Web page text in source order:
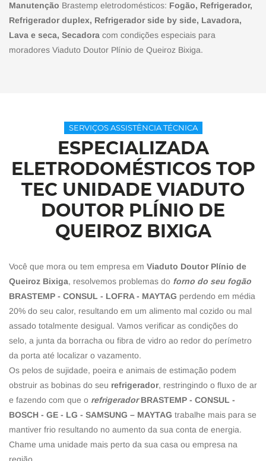
Manutenção Brastemp eletrodomésticos: Fogão, Refrigerador,
Refrigerador duplex, Refrigerador side by side, Lavadora,
Lava e seca, Secadora com condições especiais para
moradores Viaduto Doutor Plínio de Queiroz Bixiga.
SERVIÇOS ASSISTÊNCIA TÉCNICA
ESPECIALIZADA
ELETRODOMÉSTICOS TOP
TEC UNIDADE VIADUTO
DOUTOR PLÍNIO DE
QUEIROZ BIXIGA
Você que mora ou tem empresa em Viaduto Doutor Plínio de
Queiroz Bixiga, resolvemos problemas do forno do seu fogão
BRASTEMP - CONSUL - LOFRA - MAYTAG perdendo em média
20% do seu calor, resultando em um alimento mal cozido ou mal
assado totalmente desigual. Vamos verificar as condições do
selo, a junta da borracha ou fibra de vidro ao redor do perímetro
da porta até localizar o vazamento.
Os pelos de sujidade, poeira e animais de estimação podem
obstruir as bobinas do seu refrigerador, restringindo o fluxo de ar
e fazendo com que o refrigerador BRASTEMP - CONSUL -
BOSCH - GE - LG - SAMSUNG – MAYTAG trabalhe mais para se
mantiver frio resultando no aumento da sua conta de energia.
Chame uma unidade mais perto da sua casa ou empresa na